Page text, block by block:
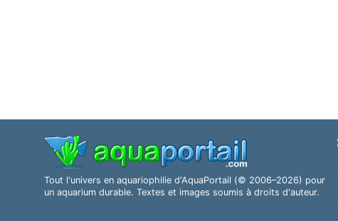
Tout l'univers en aquariophilie d'AquaPortail (© 2006–2026) pour
un aquarium durable. Textes et images soumis à droits d'auteur.